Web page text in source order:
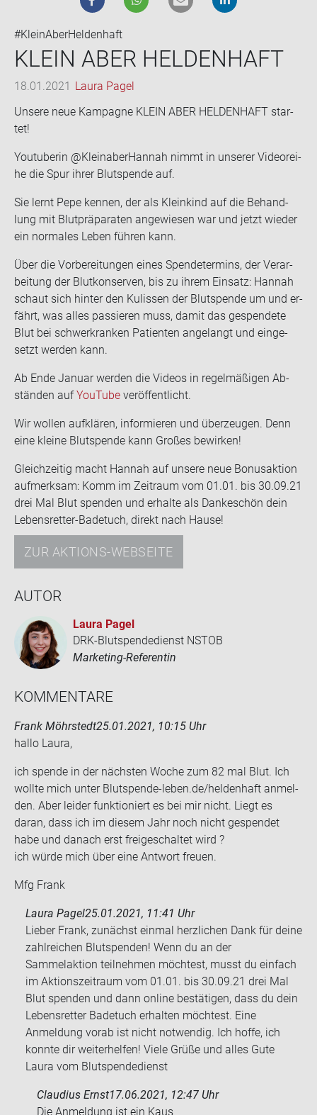
#KleinAberHeldenhaft
KLEIN ABER HEL­DEN­HAFT
18.01.2021 Laura Pagel
Un­se­re neue Kam­pa­gne KLEIN ABER HEL­DEN­HAFT star­
tet!
You­tube­rin @Kleinaber­Han­nah nimmt in un­se­rer Vi­de­orei­
he die Spur ihrer Blut­spen­de auf.
Sie lernt Pepe ken­nen, der als Klein­kind auf die Be­hand­
lung mit Blut­prä­pa­ra­ten an­ge­wie­sen war und jetzt wie­der
ein nor­ma­les Leben füh­ren kann.
Über die Vor­be­rei­tun­gen eines Spen­de­ter­mins, der Ver­ar­
bei­tung der Blut­kon­ser­ven, bis zu ihrem Ein­satz: Han­nah
schaut sich hin­ter den Ku­lis­sen der Blut­spen­de um und er­
fährt, was alles pas­sie­ren muss, damit das ge­spen­de­te
Blut bei schwer­kran­ken Pa­ti­en­ten an­ge­langt und ein­ge­
setzt wer­den kann.
Ab Ende Ja­nu­ar wer­den die Vi­de­os in re­gel­mä­ßi­gen Ab­
stän­den aufYou­Tube ver­öf­fent­licht.
Wir wol­len auf­klä­ren, in­for­mie­ren und über­zeu­gen. Denn
eine klei­ne Blut­spen­de kann Gro­ßes be­wir­ken!
Gleich­zei­tig macht Han­nah auf un­se­re neue Bo­nus­ak­ti­on
auf­merk­sam: Komm im Zeit­raum vom 01.01. bis 30.09.21
drei Mal Blut spen­den und er­hal­te als Dan­ke­schön dein
Lebensretter-​Badetuch, di­rekt nach Hause!
ZUR AKTIONS-WEBSEITE
AUTOR
Laura Pagel
DRK-Blutspendedienst NSTOB
Marketing-Referentin
KOM­MEN­TA­RE
Frank Möhrstedt25.01.2021, 10:15 Uhr
hallo Laura,
ich spen­de in der nächs­ten Woche zum 82 mal Blut. Ich
woll­te mich unter Blutspende-​leben.de/hel­den­haft an­mel­
den. Aber lei­der funk­tio­niert es bei mir nicht. Liegt es
daran, dass ich im die­sem Jahr noch nicht ge­spen­det
habe und da­nach erst frei­ge­schal­tet wird ?
ich würde mich über eine Ant­wort freu­en.
Mfg Frank
Laura Pagel25.01.2021, 11:41 Uhr
Lieber Frank, zunächst einmal herzlichen Dank für deine
zahlreichen Blutspenden! Wenn du an der
Sammelaktion teilnehmen möchtest, musst du einfach
im Aktionszeitraum vom 01.01. bis 30.09.21 drei Mal
Blut spenden und dann online bestätigen, dass du dein
Lebensretter Badetuch erhalten möchtest. Eine
Anmeldung vorab ist nicht notwendig. Ich hoffe, ich
konnte dir weiterhelfen! Viele Grüße und alles Gute
Laura vom Blutspendedienst
Claudius Ernst17.06.2021, 12:47 Uhr
Die An­mel­dung ist ein Kaus